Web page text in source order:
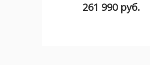
261 990 руб.